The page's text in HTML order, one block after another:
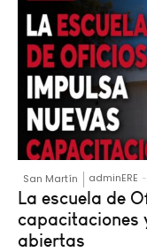
San Martín adminERE -
La escuela de
capacitaciones
abiertas